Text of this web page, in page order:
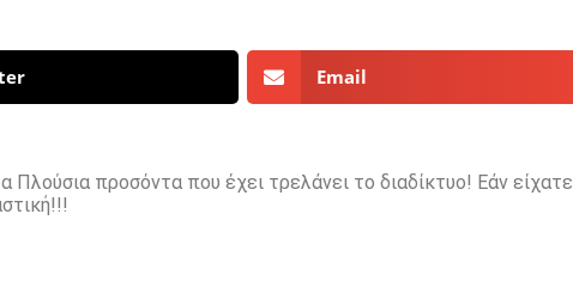
Email
Πλούσια προσόντα που έχει τρελάνει το διαδίκτυο! Εάν είχατε